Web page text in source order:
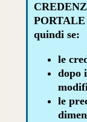
quindi se:
le
dopo
le